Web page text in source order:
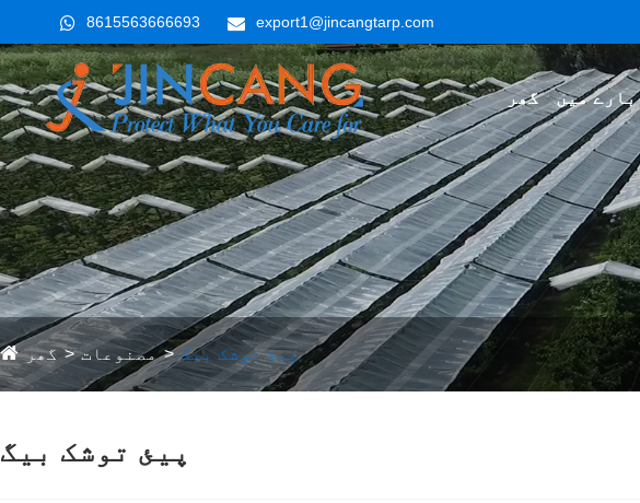
8615563666693 export1@jincangtarp.com
گھر میں
گھر مصنوعات پیئ توشک بیگ
پیئ توشک بیگ